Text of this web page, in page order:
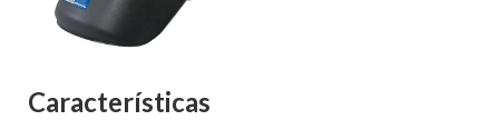
Características